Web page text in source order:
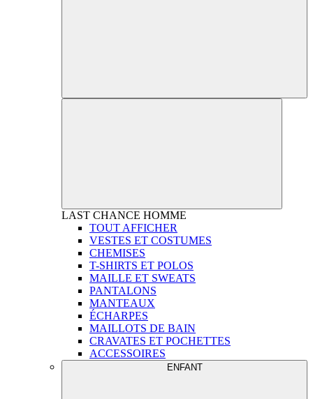
LAST CHANCE HOMME
TOUT AFFICHER
VESTES ET COSTUMES
CHEMISES
T-SHIRTS ET POLOS
MAILLE ET SWEATS
PANTALONS
MANTEAUX
ÉCHARPES
MAILLOTS DE BAIN
CRAVATES ET POCHETTES
ACCESSOIRES
ENFANT